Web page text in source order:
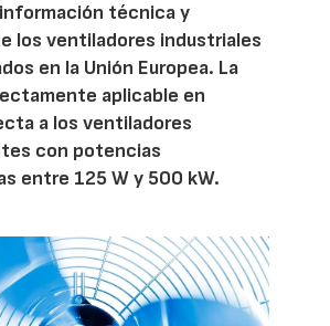
técnica y
los ventiladores industriales
en la Unión Europea. La
aplicable en
a los ventiladores
con potencias
entre 125 W y 500 kW.